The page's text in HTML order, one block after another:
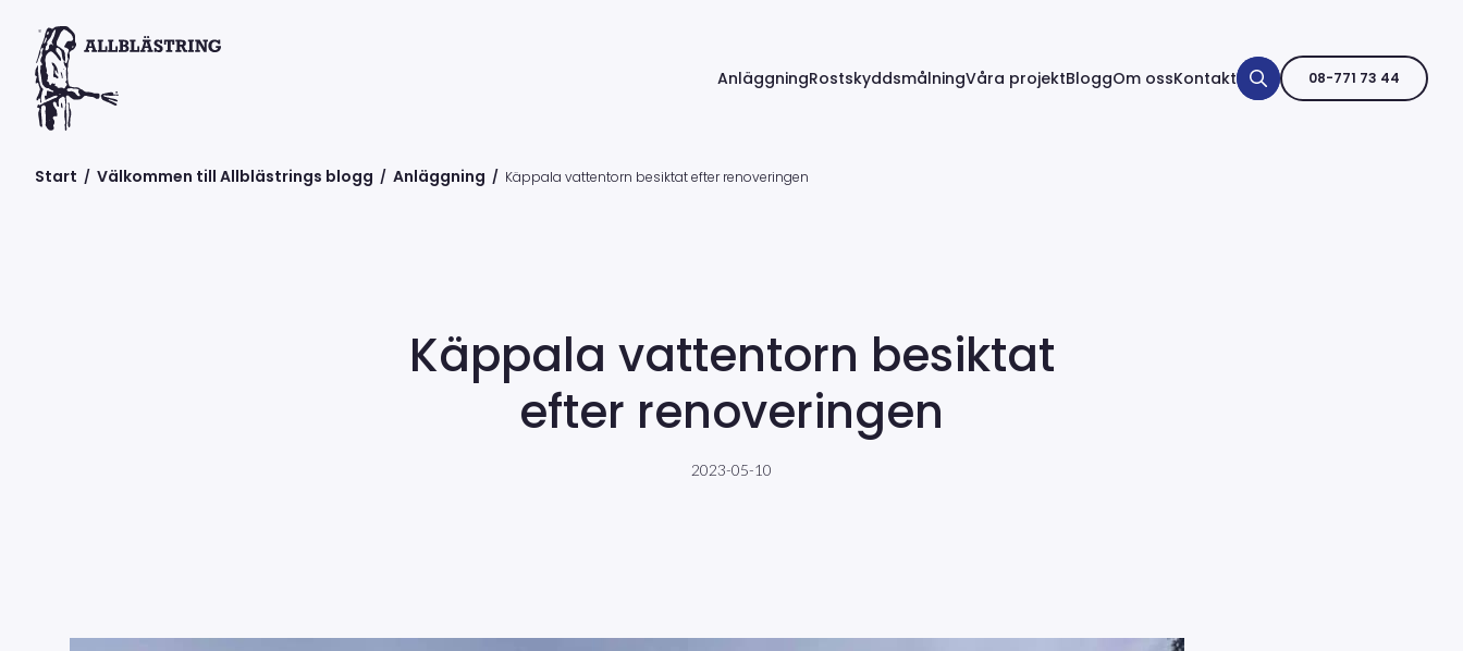
AnläggningRostskyddsmålningVåra projektBloggOm ossKontakt 08-771 73 44
Start / Välkommen till Allblästrings blogg / Anläggning / Käppala vattentorn besiktat efter renoveringen
Käppala vattentorn besiktat
efter renoveringen
2023-05-10